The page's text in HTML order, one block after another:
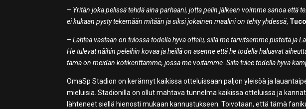
– Yritän joka pelissä tehdä aina parhaani, jotta pelin jälkeen voimme sanoa että
ei kukaan pysty tekemään mitään ja siksi jokainen maalini on tehty yhdessä, Tuco
–Lahtea vastaan on tulossa todella hyvä ottelu, sillä me tarvitsemme pisteitä ja
He tulevat näihin peleihin kovaa ja heillä on asenne että he todella haluavat
tämä on meidän kotikenttämme, jossa me voitamme. Siitä tulee todella hyvä
OmaSp Stadion on kerännyt kaikissa otteluissaan paljon yleisöä ja
mieluisia. Stadionilla on ollut mahtava tunnelma kaikissa otteluissa ja
lähteneet siellä hienosti mukaan kannustukseen. Toivotaan, että tämä